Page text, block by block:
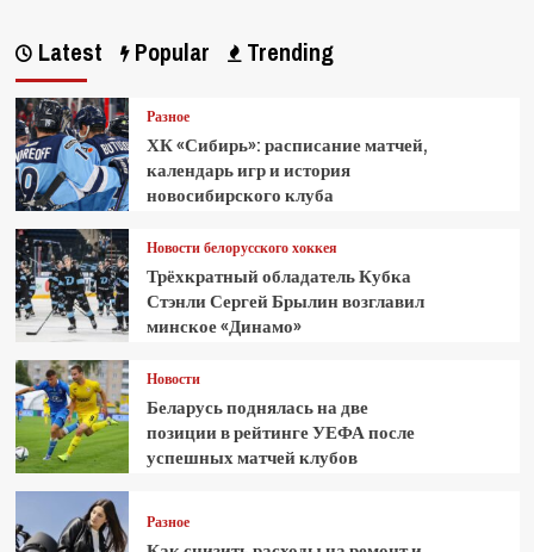
Latest Popular Trending
Разное
ХК «Сибирь»: расписание матчей,
календарь игр и история
новосибирского клуба
Новости белорусского хоккея
Трёхкратный обладатель Кубка
Стэнли Сергей Брылин возглавил
минское «Динамо»
Новости
Беларусь поднялась на две
позиции в рейтинге УЕФА после
успешных матчей клубов
Разное